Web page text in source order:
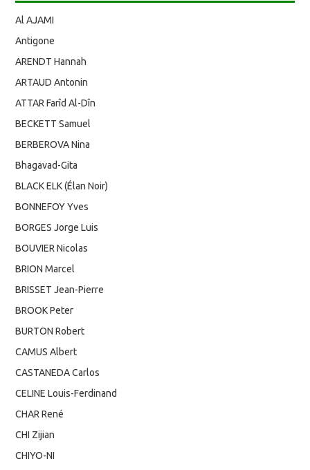
Al AJAMI
Antigone
ARENDT Hannah
ARTAUD Antonin
ATTAR Farîd Al-Dîn
BECKETT Samuel
BERBEROVA Nina
Bhagavad-Gita
BLACK ELK (Élan Noir)
BONNEFOY Yves
BORGES Jorge Luis
BOUVIER Nicolas
BRION Marcel
BRISSET Jean-Pierre
BROOK Peter
BURTON Robert
CAMUS Albert
CASTANEDA Carlos
CELINE Louis-Ferdinand
CHAR René
CHI Zijian
CHIYO-NI